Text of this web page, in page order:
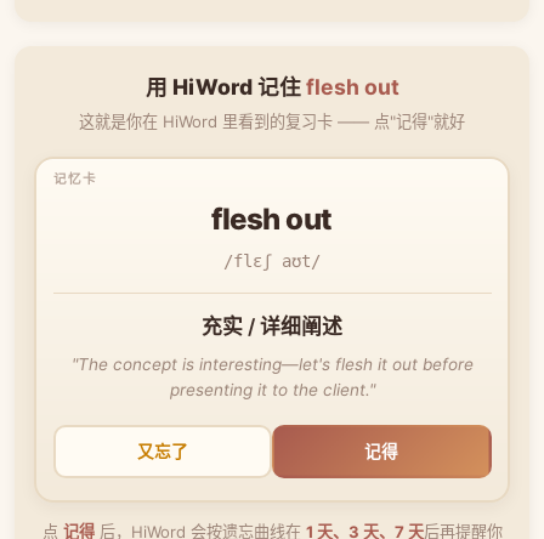
用 HiWord 记住flesh out
这就是你在 HiWord 里看到的复习卡 —— 点"记得"就好
flesh out
/flɛʃ aʊt/
充实 / 详细阐述
"The concept is interesting—let's flesh it out before
presenting it to the client."
又忘了 记得
点 记得后，HiWord 会按遗忘曲线在 1 天、3 天、7 天后再提醒你